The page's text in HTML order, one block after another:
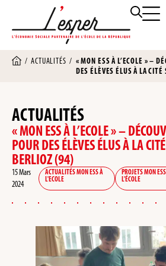
/ACTUALITÉS / « MON ESS À L’ECOLE » –
DES ÉLÈVES ÉLUS À LA
ACTUALITÉS
« MON ESS À L’ECOLE » –
POUR DES ÉLÈVES ÉLUS À LA
BERLIOZ (94)
15 Mars
2024
ACTUALITÉS MON ESS À
L'ECOLE
PROJETS MON
L'ÉCOLE